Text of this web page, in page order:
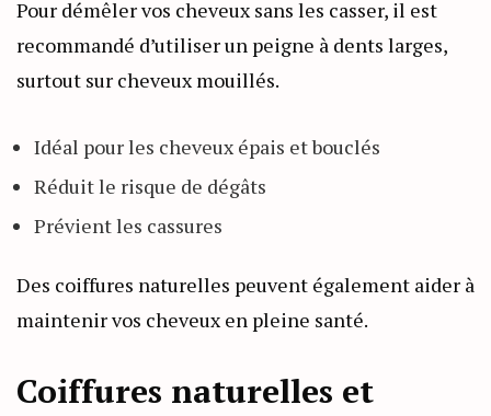
Pour démêler vos cheveux sans les casser, il est
recommandé d’utiliser un peigne à dents larges,
surtout sur cheveux mouillés.
Idéal pour les cheveux épais et bouclés
Réduit le risque de dégâts
Prévient les cassures
Des coiffures naturelles peuvent également aider à
maintenir vos cheveux en pleine santé.
Coiffures naturelles et